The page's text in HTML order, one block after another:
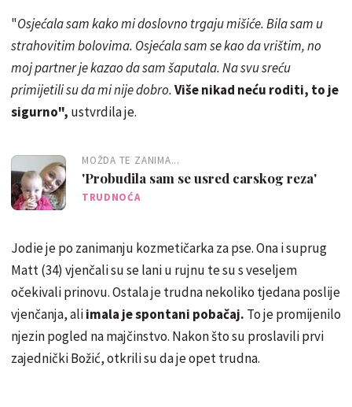
"Osjećala sam kako mi doslovno trgaju mišiće. Bila sam u
strahovitim bolovima. Osjećala sam se kao da vrištim, no
moj partner je kazao da sam šaputala. Na svu sreću
primijetili su da mi nije dobro.Više nikad neću roditi, to je
sigurno", ustvrdila je.
MOŽDA TE ZANIMA...
'Probudila sam se usred carskog reza'
TRUDNOĆA
Jodie je po zanimanju kozmetičarka za pse. Ona i suprug
Matt (34) vjenčali su se lani u rujnu te su s veseljem
očekivali prinovu. Ostala je trudna nekoliko tjedana poslije
vjenčanja, aliimala je spontani pobačaj. To je promijenilo
njezin pogled na majčinstvo. Nakon što su proslavili prvi
zajednički Božić, otkrili su da je opet trudna.